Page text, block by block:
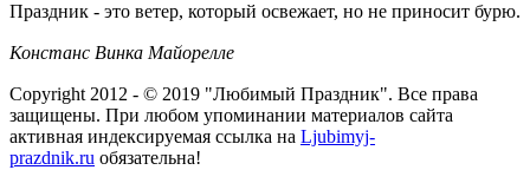
Праздник - это ветер, который освежает, но не приносит бурю.
Констанс Винка Майорелле
Copyright 2012 - © 2019 "Любимый Праздник". Все права
защищены. При любом упоминании материалов сайта
активная индексируемая ссылка на Ljubimyj-
prazdnik.ru обязательна!